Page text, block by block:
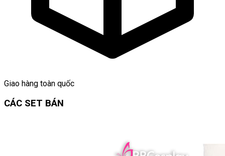
Giao hàng toàn quốc
CÁC SET BÁN